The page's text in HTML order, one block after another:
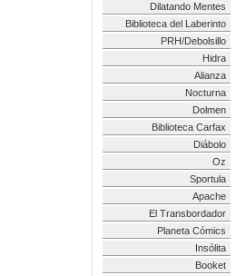
Dilatando Mentes
Biblioteca del Laberinto
PRH/Debolsillo
Hidra
Alianza
Nocturna
Dolmen
Biblioteca Carfax
Diábolo
Oz
Sportula
Apache
El Transbordador
Planeta Cómics
Insólita
Booket